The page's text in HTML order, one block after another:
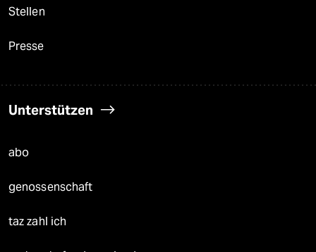
Stellen
Presse
Unterstützen
abo
genossenschaft
taz zahl ich